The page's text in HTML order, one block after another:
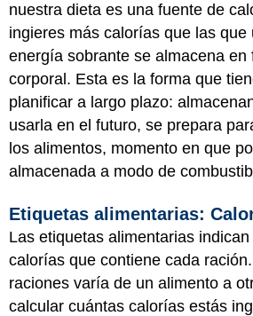
nuestra dieta es una fuente de
ingieres más calorías que las que
energía sobrante se almacena en
corporal. Esta es la forma que
planificar a largo plazo:
usarla en el futuro, se prepara
los alimentos, momento en que
almacenada a modo de
Etiquetas alimentarias:
Las etiquetas alimentarias
calorías que contiene cada
raciones varía de un alimento a
calcular cuántas calorías estás